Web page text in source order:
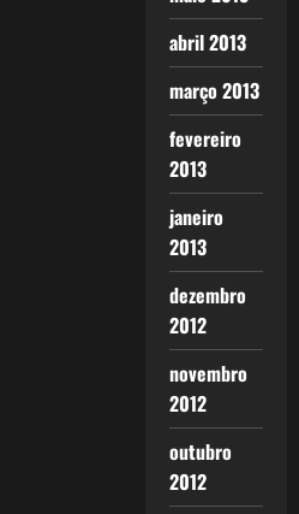
abril 2013
março 2013
fevereiro
2013
janeiro
2013
dezembro
2012
novembro
2012
outubro
2012